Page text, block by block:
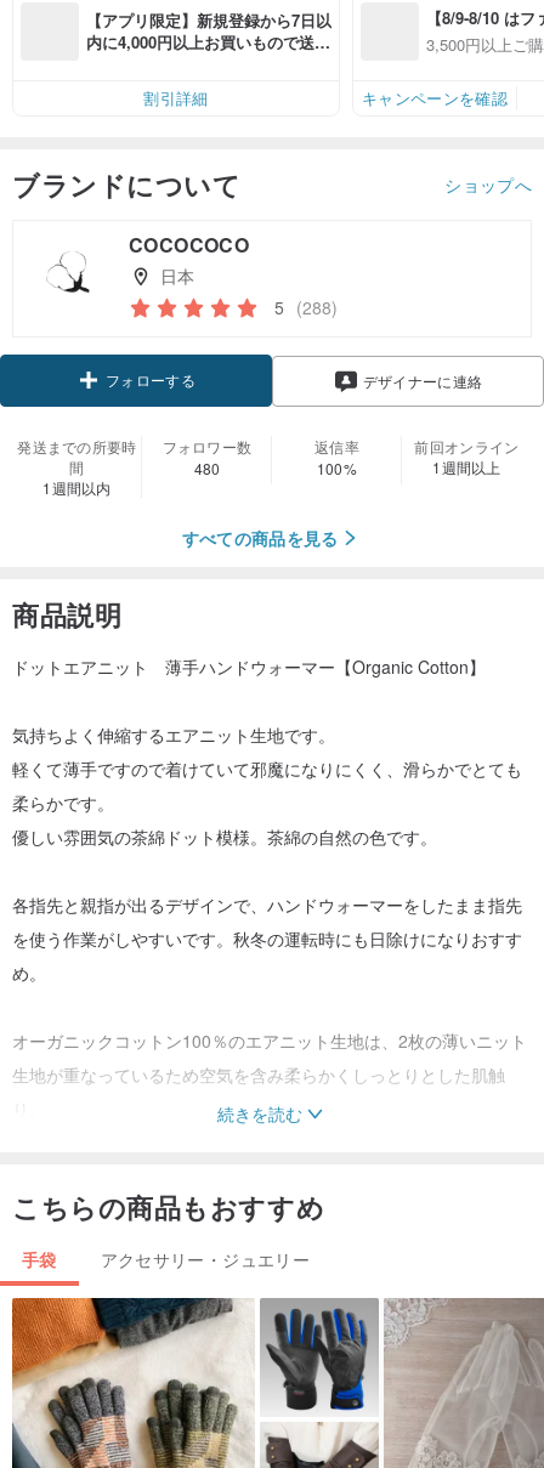
【アプリ限定】新規登録から7日以
内に4,000円以上お買いもので送料
割引詳細
【8/9-8/10 は
員感謝デー】ア
全品対象7％
3,500円以上ご
キャンペーンを確認
ブランドについて ショップへ
COCOCOCO
日本
5 (288)
フォローする デザイナーに連絡
発送までの所要時
間
1週間以内
フォロワー数
480
返信率
100%
前回オンライン
1週間以上
すべての商品を見る
商品説明
ドットエアニット 薄手ハンドウォーマー【Organic Cotton】
気持ちよく伸縮するエアニット生地です。
軽くて薄手ですので着けていて邪魔になりにくく、滑らかでとても
柔らかです。
優しい雰囲気の茶綿ドット模様。茶綿の自然の色です。
各指先と親指が出るデザインで、ハンドウォーマーをしたまま指先
を使う作業がしやすいです。秋冬の運転時にも日除けになりおすす
め。
オーガニックコットン100％のエアニット生地は、2枚の薄いニット
生地が重なっているため空気を含み柔らかくしっとりとした肌触
＊生地は（株）アバンティのオーガニックコットン認証を取得した
生地を使用しています。
＊お洗濯の際はネットに入れて、無蛍光、無漂白の洗剤の使用をお
すすめいたします。
〇 オーガニックコットン協会【JOCA】のファミリーシールがつい
ています。
ーJOCAファミリーシールの説明ー
続きを読む
こちらの商品もおすすめ
手袋 アクセサリー・ジュエリー